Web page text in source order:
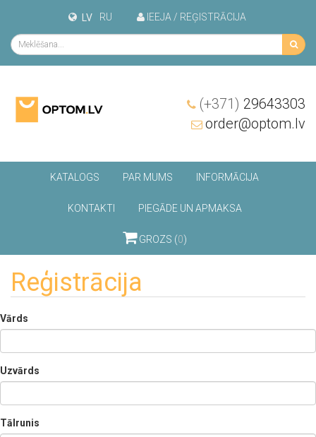
LV RU IEEJA / REĢISTRĀCIJA
(+371) 29643303
order@optom.lv
KATALOGS PAR MUMS INFORMĀCIJA
KONTAKTI PIEGĀDE UN APMAKSA
GROZS (0)
Reģistrācija
Vārds
Uzvārds
Tālrunis